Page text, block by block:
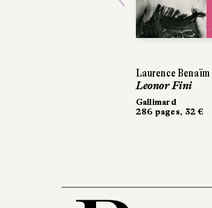
Laurence Benaïm
Leonor Fini
Gallimard
286 pages, 32 €
Previous